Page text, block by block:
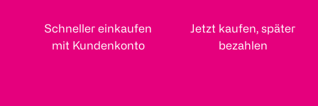
Schneller einkaufen
mit Kundenkonto
Jetzt kaufen, später
bezahlen